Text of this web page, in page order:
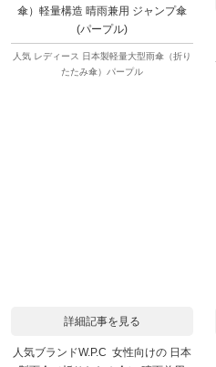
傘）軽量構造 晴雨兼用 ジャンプ傘
(パープル)
人気 レディース 日本製軽量大型雨傘（折り
たたみ傘）パープル
詳細記事を見る
人気ブランドW.P.C 女性向けの 日本